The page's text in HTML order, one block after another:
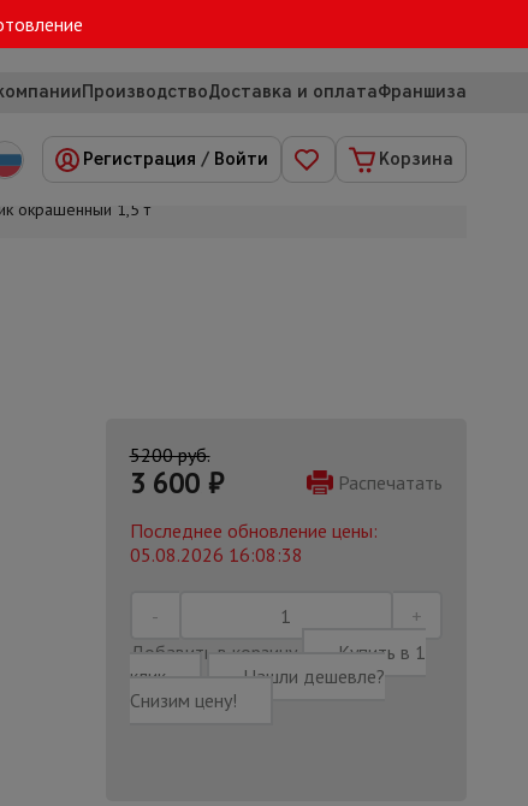
ПроизводствоДоставка и оплатаФраншиза
Регистрация / Войти Корзина
окрашенный 1,5 т
5200 руб.
3 600 ₽
Распечатать
Последнее обновление цены:
05.08.2026 16:08:38
Добавить в корзину
Купить в 1
клик
Нашли дешевле?
Снизим цену!